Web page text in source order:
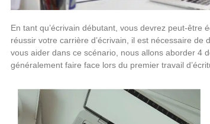
En tant qu’écrivain débutant, vous devrez peut-être
réussir votre carrière d’écrivain, il est nécessaire
vous aider dans ce scénario, nous allons aborder 4
généralement faire face lors du premier travail